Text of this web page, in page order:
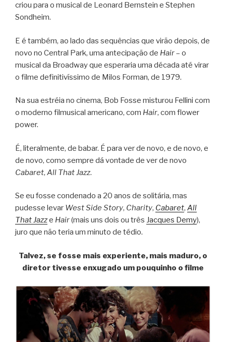
criou para o musical de Leonard Bernstein e Stephen
Sondheim.
E é também, ao lado das sequências que virão depois, de
novo no Central Park, uma antecipação de Hair– o
musical da Broadway que esperaria uma década até virar
o filme definitivíssimo de Milos Forman, de 1979.
Na sua estréia no cinema, Bob Fosse misturou Fellini com
o moderno filmusical americano, com Hair, com flower
power.
É, literalmente, de babar. É para ver de novo, e de novo, e
de novo, como sempre dá vontade de ver de novo
Cabaret, All That Jazz.
Se eu fosse condenado a 20 anos de solitária, mas
pudesse levar West Side Story, Charity, Cabaret, All
That Jazze Hair(mais uns dois ou três Jacques Demy),
juro que não teria um minuto de tédio.
Talvez, se fosse mais experiente, mais maduro, o
diretor tivesse enxugado um pouquinho o filme